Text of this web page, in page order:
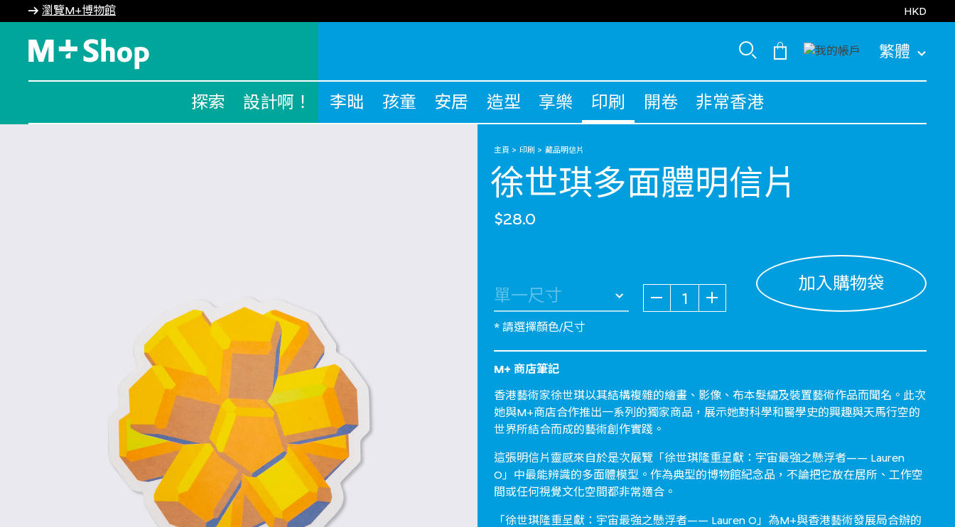
瀏覽M+博物館 HKD
繁體
探索 設計啊！ 李昢 孩童 安居 造型 享樂 印刷 開卷 非常香港
主頁 印刷 藏品明信片
徐世琪多面體明信片
$28.0
加入購物袋
* 請選擇顏色/尺寸
M+ 商店筆記
香港藝術家徐世琪以其結構複雜的繪畫、影像、布本髮繡及裝置藝術作品而聞名。此次
她與M+商店合作推出一系列的獨家商品，展示她對科學和醫學史的興趣與天馬行空的
世界所結合而成的藝術創作實踐。
這張明信片靈感來自於是次展覽「徐世琪隆重呈獻：宇宙最強之懸浮者—— Lauren
O」中最能辨識的多面體模型。作為典型的博物館紀念品，不論把它放在居所、工作空
間或任何視覺文化空間都非常適合。
「徐世琪隆重呈獻：宇宙最強之懸浮者—— Lauren O」為M+與香港藝術發展局合辦的